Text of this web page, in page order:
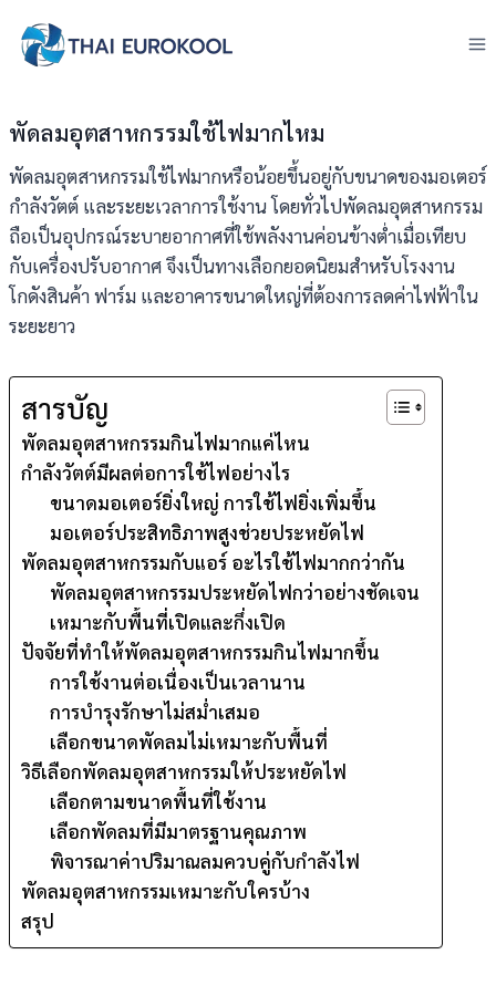
content
พัดลมอุตสาหกรรมใช้ไฟมากไหม
พัดลมอุตสาหกรรมใช้ไฟมากหรือน้อยขึ้นอยู่กับขนาดของมอเตอร์
กำลังวัตต์ และระยะเวลาการใช้งาน โดยทั่วไปพัดลมอุตสาหกรรม
ถือเป็นอุปกรณ์ระบายอากาศที่ใช้พลังงานค่อนข้างต่ำเมื่อเทียบ
กับเครื่องปรับอากาศ จึงเป็นทางเลือกยอดนิยมสำหรับโรงงาน
โกดังสินค้า ฟาร์ม และอาคารขนาดใหญ่ที่ต้องการลดค่าไฟฟ้าใน
ระยะยาว
สารบัญ
พัดลมอุตสาหกรรมกินไฟมากแค่ไหน
กำลังวัตต์มีผลต่อการใช้ไฟอย่างไร
ขนาดมอเตอร์ยิ่งใหญ่ การใช้ไฟยิ่งเพิ่มขึ้น
มอเตอร์ประสิทธิภาพสูงช่วยประหยัดไฟ
พัดลมอุตสาหกรรมกับแอร์ อะไรใช้ไฟมากกว่ากัน
พัดลมอุตสาหกรรมประหยัดไฟกว่าอย่างชัดเจน
เหมาะกับพื้นที่เปิดและกึ่งเปิด
ปัจจัยที่ทำให้พัดลมอุตสาหกรรมกินไฟมากขึ้น
การใช้งานต่อเนื่องเป็นเวลานาน
การบำรุงรักษาไม่สม่ำเสมอ
เลือกขนาดพัดลมไม่เหมาะกับพื้นที่
วิธีเลือกพัดลมอุตสาหกรรมให้ประหยัดไฟ
เลือกตามขนาดพื้นที่ใช้งาน
เลือกพัดลมที่มีมาตรฐานคุณภาพ
พิจารณาค่าปริมาณลมควบคู่กับกำลังไฟ
พัดลมอุตสาหกรรมเหมาะกับใครบ้าง
สรุป